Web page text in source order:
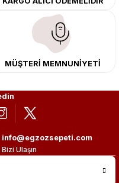
değer katmak için doğru
MÜŞTERİ MEMNUNİYETİ
info@egzozsepeti.com
Bizi Ulaşın